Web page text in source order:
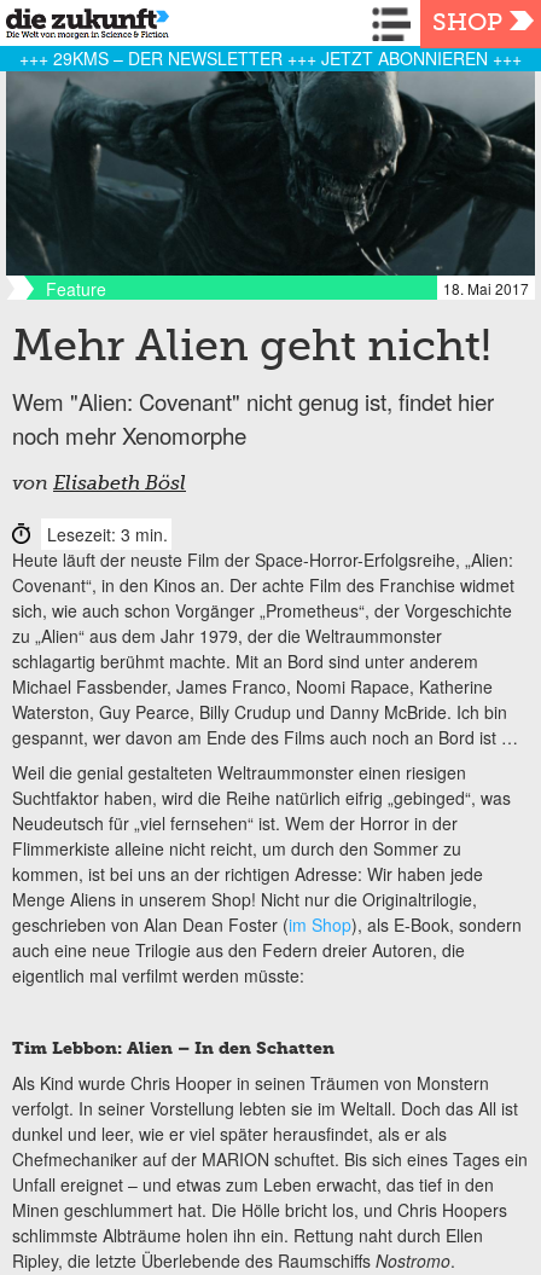
Navigation
SHOP
+++ 29KMS – DER NEWSLETTER +++ JETZT ABONNIEREN +++
Feature 18. Mai 2017
Mehr Alien geht nicht!
Wem "Alien: Covenant" nicht genug ist, findet hier
noch mehr Xenomorphe
von Elisabeth Bösl
Lesezeit: 3 min.
Heute läuft der neuste Film der Space-Horror-Erfolgsreihe, „Alien:
Covenant“, in den Kinos an. Der achte Film des Franchise widmet
sich, wie auch schon Vorgänger „Prometheus“, der Vorgeschichte
zu „Alien“ aus dem Jahr 1979, der die Weltraummonster
schlagartig berühmt machte. Mit an Bord sind unter anderem
Michael Fassbender, James Franco, Noomi Rapace, Katherine
Waterston, Guy Pearce, Billy Crudup und Danny McBride. Ich bin
gespannt, wer davon am Ende des Films auch noch an Bord ist …
Weil die genial gestalteten Weltraummonster einen riesigen
Suchtfaktor haben, wird die Reihe natürlich eifrig „gebinged“, was
Neudeutsch für „viel fernsehen“ ist. Wem der Horror in der
Flimmerkiste alleine nicht reicht, um durch den Sommer zu
kommen, ist bei uns an der richtigen Adresse: Wir haben jede
Menge Aliens in unserem Shop! Nicht nur die Originaltrilogie,
geschrieben von Alan Dean Foster (im Shop), als E-Book, sondern
auch eine neue Trilogie aus den Federn dreier Autoren, die
eigentlich mal verfilmt werden müsste:
Tim Lebbon: Alien – In den Schatten
Als Kind wurde Chris Hooper in seinen Träumen von Monstern
verfolgt. In seiner Vorstellung lebten sie im Weltall. Doch das All ist
dunkel und leer, wie er viel später herausfindet, als er als
Chefmechaniker auf der MARION schuftet. Bis sich eines Tages ein
Unfall ereignet – und etwas zum Leben erwacht, das tief in den
Minen geschlummert hat. Die Hölle bricht los, und Chris Hoopers
schlimmste Albträume holen ihn ein. Rettung naht durch Ellen
Ripley, die letzte Überlebende des Raumschiffs Nostromo.